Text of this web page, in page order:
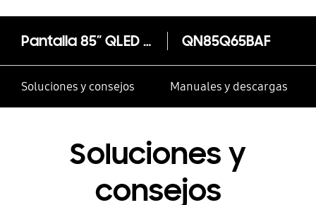
Pantalla 85” QLED 4K Q65B Smart TV QN85Q65BAF
Soluciones y consejos Manuales y descargas
Soluciones y
consejos